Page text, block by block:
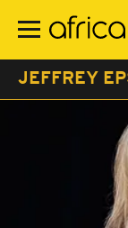
contenu
JEFFREY